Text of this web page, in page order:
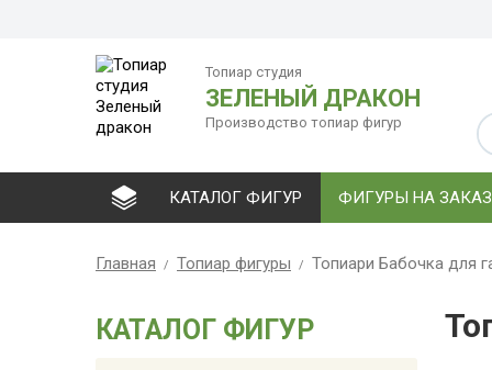
Топиар студия
ЗЕЛЕНЫЙ ДРАКОН
Производство топиар фигур
КАТАЛОГ ФИГУР ФИГУРЫ НА ЗАКАЗ
Главная Топиар фигуры Топиари Бабочка для
КАТАЛОГ ФИГУР